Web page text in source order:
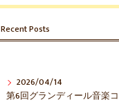
Recent Posts
2026/04/14